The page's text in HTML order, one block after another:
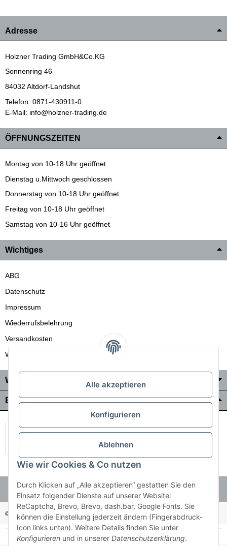
Adresse
Holzner Trading GmbH&Co.KG
Sonnenring 46
84032 Altdorf-Landshut
Telefon: 0871-430911-0
E-Mail: info@holzner-trading.de
ÖFFNUNGSZEITEN
Montag von 10-18 Uhr geöffnet
Dienstag u.Mittwoch geschlossen
Donnerstag von 10-18 Uhr geöffnet
Freitag von 10-18 Uhr geöffnet
Samstag von 10-16 Uhr geöffnet
Wichtiges
ABG
Datenschutz
Impressum
Wiederrufsbelehrung
Versandkosten
Wir liefern auch in die Schweiz
Wo Sie uns finden
Bezahlung & Versand
© Holzner-Trading GmbH&Co KG Besucherzähler: 3511255
Alle akzeptieren
Konfigurieren
Ablehnen
Wie wir Cookies & Co nutzen
Durch Klicken auf „Alle akzeptieren“ gestatten Sie den
Einsatz folgender Dienste auf unserer Website:
ReCaptcha, Brevo, Brevo, dash.bar, Google Fonts. Sie
können die Einstellung jederzeit ändern (Fingerabdruck-
Icon links unten). Weitere Details finden Sie unter
Konfigurieren und in unserer Datenschutzerklärung.